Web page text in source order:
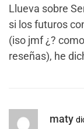
Llueva sobre
si los futuros
(iso jmf ¿?
reseñas), he
maty